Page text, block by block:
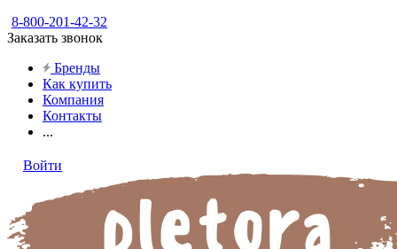
8-800-201-42-32
Заказать звонок
Бренды
Как купить
Компания
Контакты
...
Войти